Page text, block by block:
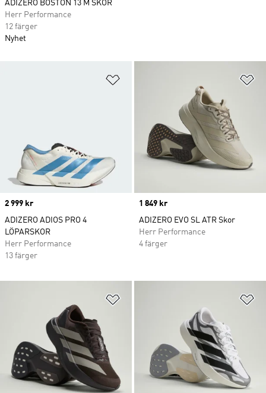
Price
2 999 kr
ADIZERO ADIOS PRO 4
LÖPARSKOR
Herr Performance
13 färger
Price
1 849 kr
ADIZERO EVO SL ATR Skor
Herr Performance
4 färger
ADIZERO BOSTON 13 M SKOR
Herr Performance
12 färger
Nyhet